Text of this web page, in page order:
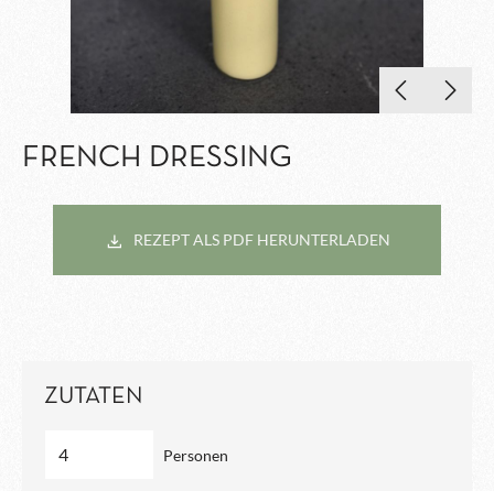
FRENCH DRESSING
REZEPT ALS PDF HERUNTERLADEN
ZUTATEN
Personen